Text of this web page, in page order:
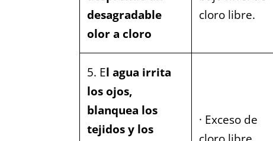
desagradable
olor a cloro
cloro libre.
5. El agua irrita
los ojos,
blanquea los
tejidos y los
· Exceso de